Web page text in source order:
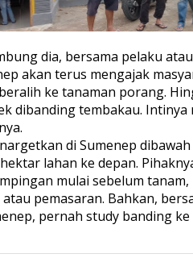
dia, bersama pelaku
akan terus mengajak
ke tanaman porang.
dibanding tembakau.
di Sumenep
lahan ke depan.
mulai sebelum
atau pemasaran. Bahkan,
pernah study banding ke